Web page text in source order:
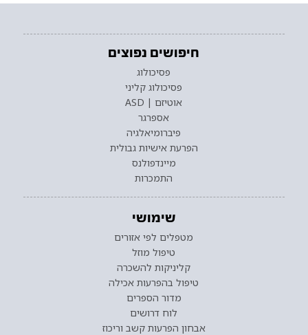
חיפושים נפוצים
פסיכולוג
פסיכולוג קליני
אוטיזם | ASD
אספרגר
פיברומיאלגיה
הפרעת אישיות גבולית
מיינדפולנס
התמכרות
שימושי
מטפלים לפי אזורים
טיפול מוזל
קליניקות להשכרה
טיפול בהפרעות אכילה
מדור הספרים
לוח דרושים
אבחון הפרעות קשב וריכוז